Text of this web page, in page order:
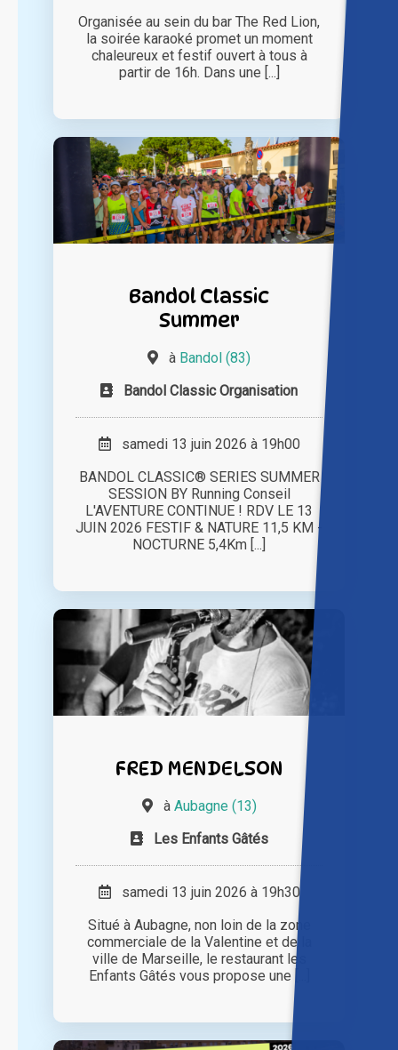
Organisée au sein du bar The Red Lion,
la soirée karaoké promet un moment
chaleureux et festif ouvert à tous à
partir de 16h. Dans une [...]
Bandol Classic
Summer
à Bandol (83)
Bandol Classic Organisation
samedi 13 juin 2026 à 19h00
BANDOL CLASSIC® SERIES SUMMER
SESSION BY Running Conseil
L'AVENTURE CONTINUE ! RDV LE 13
JUIN 2026 FESTIF & NATURE 11,5 KM -
NOCTURNE 5,4Km [...]
FRED MENDELSON
à Aubagne (13)
Les Enfants Gâtés
samedi 13 juin 2026 à 19h30
Situé à Aubagne, non loin de la zone
commerciale de la Valentine et de la
ville de Marseille, le restaurant les
Enfants Gâtés vous propose une [...]